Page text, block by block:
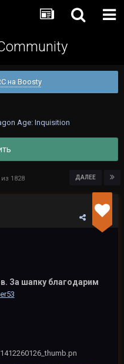
на Boosty
Age: Inquisition
ДАЛЕЕ
1828
За шапку благодарим